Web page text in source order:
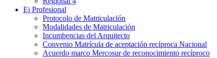
Ej Profesional
Protocolo de Matriculación
Modalidades de Matriculación
Incumbencias del Arquitecto
Convenio Matrícula de aceptación recíproca Nacional
Acuerdo marco Mercosur de reconocimiento recíproco